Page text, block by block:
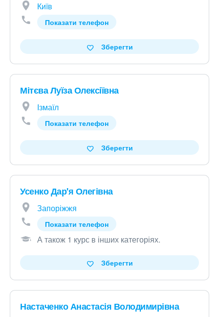
Київ
Показати телефон
Зберегти
Мітєва Луїза Олексіївна
Ізмаїл
Показати телефон
Зберегти
Усенко Дар'я Олегівна
Запоріжжя
Показати телефон
А також 1 курс в інших категоріях.
Зберегти
Настаченко Анастасія Володимирівна